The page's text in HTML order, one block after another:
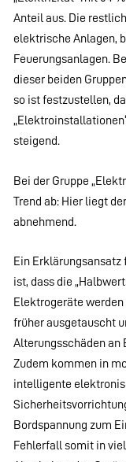
Anteil aus. Die
elektrische Anlagen,
Feuerungsanlagen.
dieser beiden
so ist festzustellen,
steigend.
Bei der Gruppe
Trend ab: Hier liegt
abnehmend.
Ein Erklärungsansatz
ist, dass die
Elektrogeräte
früher ausgetauscht
Alterungsschäden an
Zudem kommen in
intelligente
Bordspannung zum
Fehlerfall somit in